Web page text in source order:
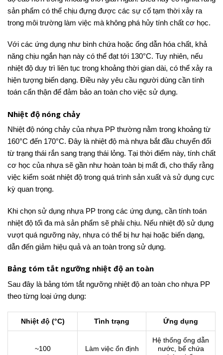
sản phẩm có thể chịu đựng được các sự cố tạm thời xảy ra
trong môi trường làm việc mà không phá hủy tính chất cơ học.
Với các ứng dụng như bình chứa hoặc ống dẫn hóa chất, khả
năng chịu ngắn hạn này có thể đạt tới 130°C. Tuy nhiên, nếu
nhiệt độ duy trì liên tục trong khoảng thời gian dài, có thể xảy ra
hiện tượng biến dạng. Điều này yêu cầu người dùng cần tính
toán cẩn thận để đảm bảo an toàn cho việc sử dụng.
Nhiệt độ nóng chảy
Nhiệt độ nóng chảy của nhựa PP thường nằm trong khoảng từ
160°C đến 170°C. Đây là nhiệt độ mà nhựa bắt đầu chuyển đổi
từ trạng thái rắn sang trạng thái lỏng. Tại thời điểm này, tính chất
cơ học của nhựa sẽ gần như hoàn toàn bị mất đi, cho thấy rằng
việc kiểm soát nhiệt độ trong quá trình sản xuất và sử dụng cực
kỳ quan trọng.
Khi chọn sử dụng nhựa PP trong các ứng dụng, cần tính toán
nhiệt độ tối đa mà sản phẩm sẽ phải chịu. Nếu nhiệt độ sử dụng
vượt quá ngưỡng này, nhựa có thể bị hư hại hoặc biến dạng,
dẫn đến giảm hiệu quả và an toàn trong sử dụng.
Bảng tóm tắt ngưỡng nhiệt độ an toàn
Sau đây là bảng tóm tắt ngưỡng nhiệt độ an toàn cho nhựa PP
theo từng loại ứng dụng:
Nhiệt độ (°C) Tình trạng Ứng dụng
~100 Làm việc ổn định
Hệ thống ống dẫn
nước, bể chứa